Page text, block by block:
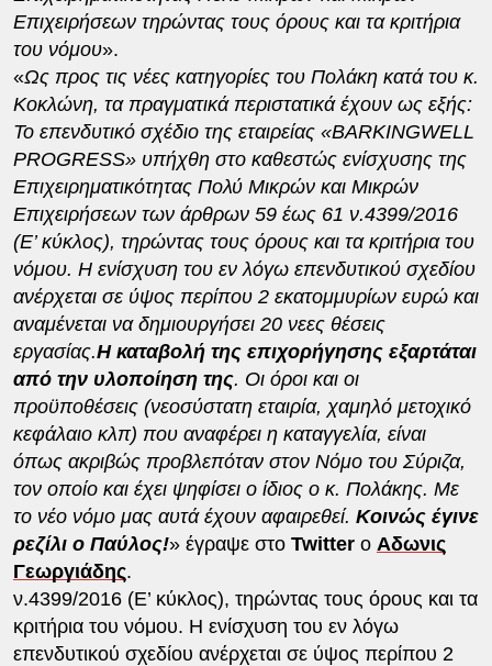
Επιχειρήσεων τηρώντας τους όρους και τα κριτήρια
του νόμου».
«Ως προς τις νέες κατηγορίες του Πολάκη κατά του κ.
Κοκλώνη, τα πραγματικά περιστατικά έχουν ως εξής:
Το επενδυτικό σχέδιο της εταιρείας «BARKINGWELL
PROGRESS» υπήχθη στο καθεστώς ενίσχυσης της
Επιχειρηματικότητας Πολύ Μικρών και Μικρών
Επιχειρήσεων των άρθρων 59 έως 61 ν.4399/2016
(Ε’ κύκλος), τηρώντας τους όρους και τα κριτήρια του
νόμου. Η ενίσχυση του εν λόγω επενδυτικού σχεδίου
ανέρχεται σε ύψος περίπου 2 εκατομμυρίων ευρώ και
αναμένεται να δημιουργήσει 20 νεες θέσεις
εργασίας.Η καταβολή της επιχορήγησης εξαρτάται
από την υλοποίηση της. Οι όροι και οι
προϋποθέσεις (νεοσύστατη εταιρία, χαμηλό μετοχικό
κεφάλαιο κλπ) που αναφέρει η καταγγελία, είναι
όπως ακριβώς προβλεπόταν στον Νόμο του Σύριζα,
τον οποίο και έχει ψηφίσει ο ίδιος ο κ. Πολάκης. Με
το νέο νόμο μας αυτά έχουν αφαιρεθεί. Κοινώς έγινε
ρεζίλι ο Παύλος!» έγραψε στο Twitterο Αδωνις
Γεωργιάδης.
ν.4399/2016 (Ε’ κύκλος), τηρώντας τους όρους και τα
κριτήρια του νόμου. Η ενίσχυση του εν λόγω
επενδυτικού σχεδίου ανέρχεται σε ύψος περίπου 2